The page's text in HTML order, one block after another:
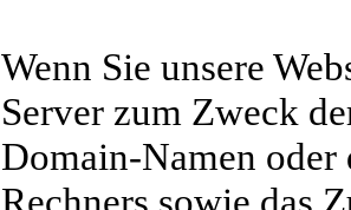
Wenn Sie unsere
Server zum Zweck
Domain-Namen oder
Rechners sowie das